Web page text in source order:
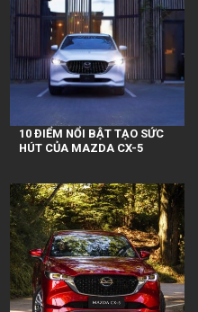
10 ĐIỂM NỔI BẬT TẠO SỨC
HÚT CỦA MAZDA CX-5